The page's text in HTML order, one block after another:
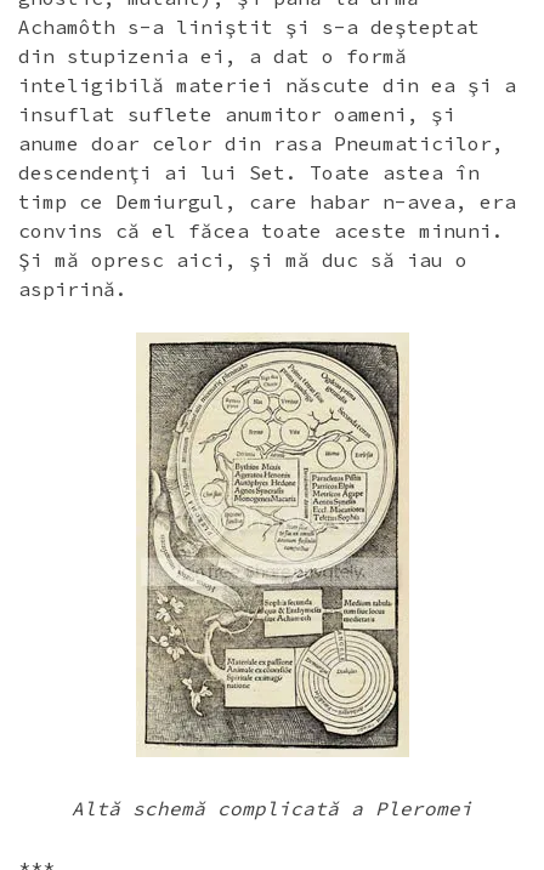
Achamôth s-a liniştit şi s-a deşteptat
din stupizenia ei, a dat o formă
inteligibilă materiei născute din ea şi a
insuflat suflete anumitor oameni, şi
anume doar celor din rasa Pneumaticilor,
descendenţi ai lui Set. Toate astea în
timp ce Demiurgul, care habar n-avea, era
convins că el făcea toate aceste minuni.
Şi mă opresc aici, şi mă duc să iau o
aspirină.
Altă schemă complicată a Pleromei